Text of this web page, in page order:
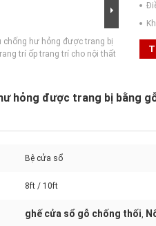
chống hư hỏng được trang bị
trí ốp trang trí cho nội thất
hỏng được trang bị bằng
Bệ cửa sổ
8ft / 10ft
ghế cửa sổ gỗ chống thối,